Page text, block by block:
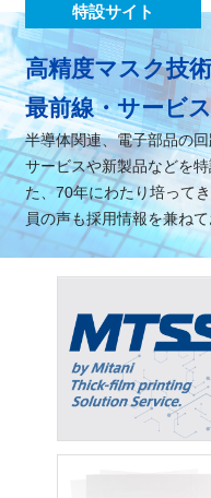
特設サイト
高精度マスク技
最前線・サービ
半導体関連、電子部品の
サービスや新製品などを
た、70年にわたり培って
員の声も採用情報を兼ねて